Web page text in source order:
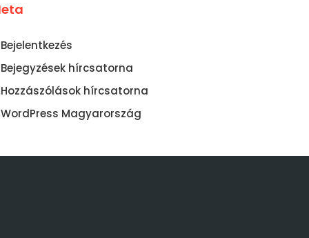
Bejelentkezés
Bejegyzések hírcsatorna
Hozzászólások hírcsatorna
WordPress Magyarország